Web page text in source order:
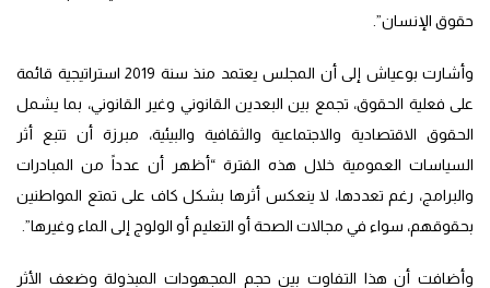
حقوق الإنسان”.
وأشارت بوعياش إلى أن المجلس يعتمد منذ سنة 2019 استراتيجية قائمة
على فعلية الحقوق، تجمع بين البعدين القانوني وغير القانوني، بما يشمل
الحقوق الاقتصادية والاجتماعية والثقافية والبيئية، مبرزة أن تتبع أثر
السياسات العمومية خلال هذه الفترة “أظهر أن عدداً من المبادرات
والبرامج، رغم تعددها، لا ينعكس أثرها بشكل كاف على تمتع المواطنين
بحقوقهم، سواء في مجالات الصحة أو التعليم أو الولوج إلى الماء وغيرها”.
وأضافت أن هذا التفاوت بين حجم المجهودات المبذولة وضعف الأثر